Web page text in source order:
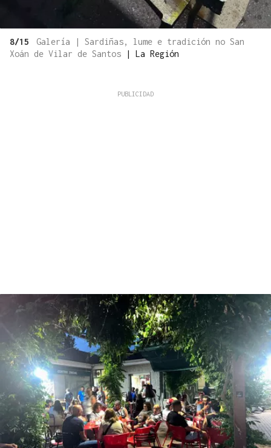
8/15
Galería | Sardiñas, lume e tradición no San
Xoán de Vilar de Santos
| La Región